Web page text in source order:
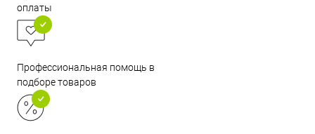
оплаты
Профессиональная помощь в
подборе товаров